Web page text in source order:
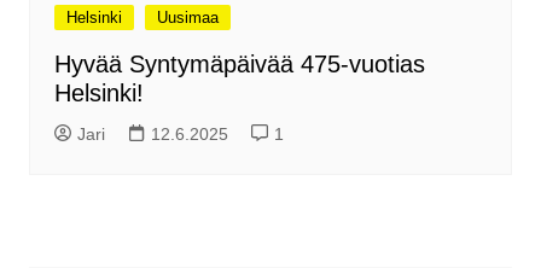
Helsinki Uusimaa
Hyvää Syntymäpäivää 475-vuotias
Helsinki!
Jari 12.6.2025 1